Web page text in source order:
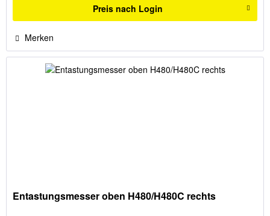
Preis nach Login
Merken
Entastungsmesser oben H480/H480C rechts